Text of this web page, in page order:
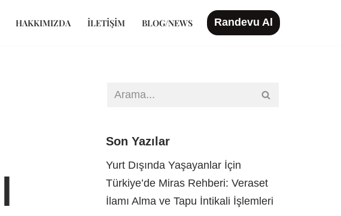
HAKKIMIZDA İLETIŞIM BLOG/NEWS Randevu Al
Son Yazılar
Yurt Dışında Yaşayanlar İçin
Türkiye’de Miras Rehberi: Veraset
İlamı Alma ve Tapu İntikali İşlemleri